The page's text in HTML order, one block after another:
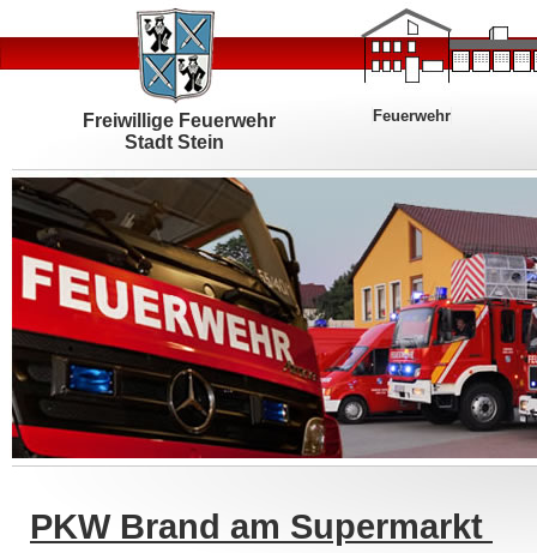
Freiwillige Feuerwehr
Stadt Stein
Feuerwehr
PKW Brand am Supermarkt